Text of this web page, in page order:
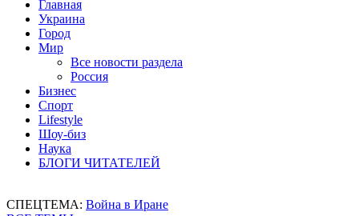
Главная
Украина
Город
Мир
Все новости раздела
Россия
Бизнес
Спорт
Lifestyle
Шоу-биз
Наука
БЛОГИ ЧИТАТЕЛЕЙ
СПЕЦТЕМА: Война в Иране